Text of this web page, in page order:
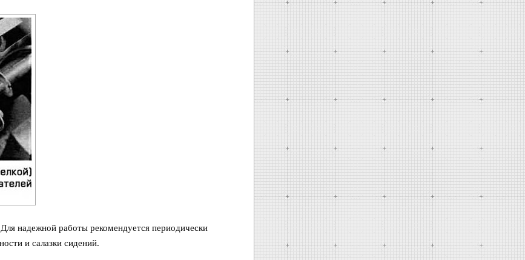
надежной работы рекомендуется периодически
и салазки сидений.